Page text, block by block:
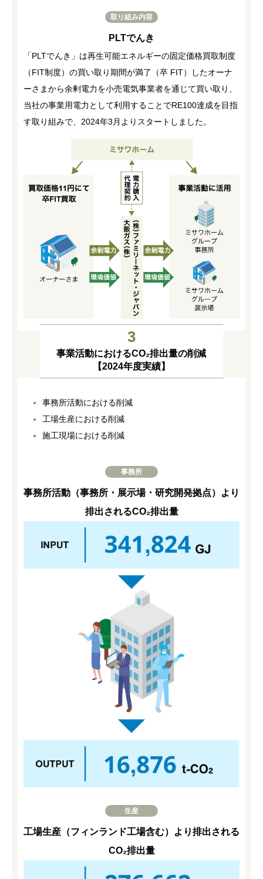
取り組み内容
PLTでんき
「PLTでんき」は再生可能エネルギーの固定価格買取制度
（FIT制度）の買い取り期間が満了（卒 FIT）したオーナ
ーさまから余剰電力を小売電気事業者を通じて買い取り、
当社の事業用電力として利用することでRE100達成を目指
す取り組みで、2024年3月よりスタートしました。
3
事業活動におけるCO₂排出量の削減
【2024年度実績】
事務所活動における削減
工場生産における削減
施工現場における削減
事務所
事務所活動（事務所・展示場・研究開発拠点）より
排出されるCO₂排出量
生産
工場生産（フィンランド工場含む）より排出される
CO₂排出量